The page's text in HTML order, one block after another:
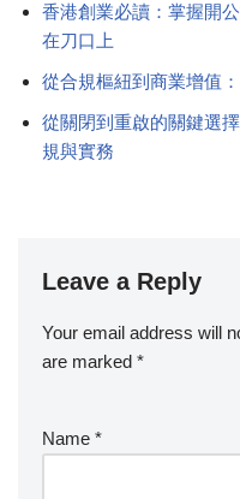
香港創業必讀：掌握開
在刀口上
從合規樞紐到商業增值
從關閉到重啟的關鍵選
規與實務
Leave a Reply
Your email address will
are marked *
Name *